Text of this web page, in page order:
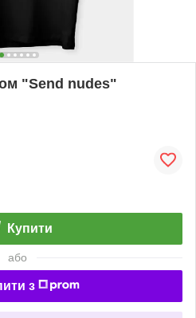
"Send nudes"
Купити
або
з